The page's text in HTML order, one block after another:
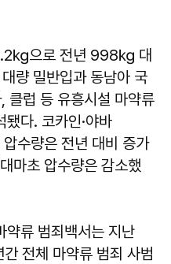
㎏으로 전년 998㎏ 대
량 밀반입과 동남아 국
클럽 등 유흥시설 마약류
다. 코카인·야바
수량은 전년 대비 증가
마초 압수량은 감소했
약류 범죄백서는 지난
전체 마약류 범죄 사범